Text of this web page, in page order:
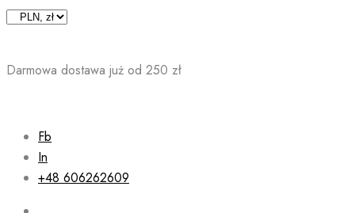
Skip
Darmowa dostawa już od 250 zł
Fb
In
+48 606262609